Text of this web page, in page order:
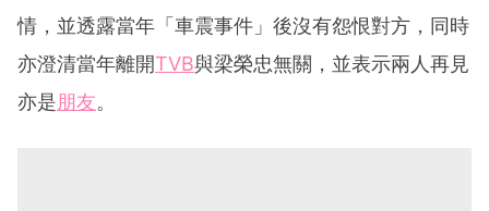
情，並透露當年「車震事件」後沒有怨恨對方，同時
亦澄清當年離開TVB與梁榮忠無關，並表示兩人再見
亦是朋友。